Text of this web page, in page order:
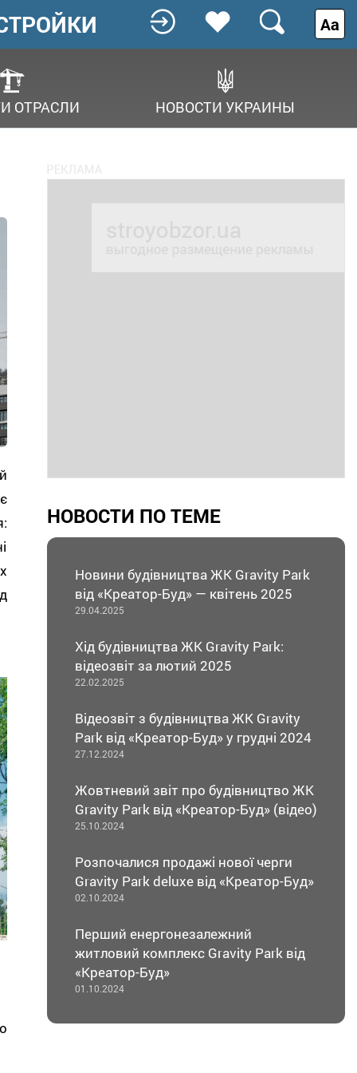
ОТРАСЛИ НОВОСТИ УКРАИНЫ
Аа
НОВОСТИ ПО ТЕМЕ
Новини будівництва ЖК Gravity Park
від «Креатор-Буд» — квітень 2025
29.04.2025
Хід будівництва ЖК Gravity Park:
відеозвіт за лютий 2025
22.02.2025
Відеозвіт з будівництва ЖК Gravity
Park від «Креатор-Буд» у грудні 2024
27.12.2024
Жовтневий звіт про будівництво ЖК
Gravity Park від «Креатор-Буд» (відео)
25.10.2024
Розпочалися продажі нової черги
Gravity Park deluxe від «Креатор-Буд»
02.10.2024
Перший енергонезалежний
житловий комплекс Gravity Park від
«Креатор-Буд»
01.10.2024